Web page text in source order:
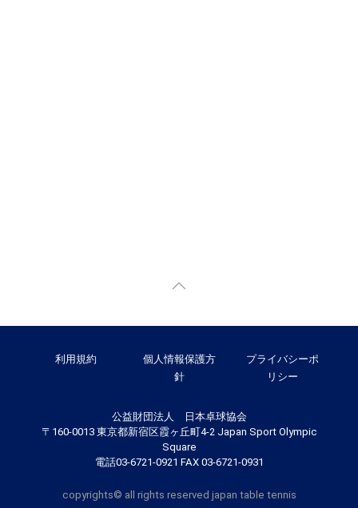
利用規約
個人情報保護方
針
プライバシーポ
リシー
公益財団法人 日本卓球協会
〒160-0013 東京都新宿区霞ヶ丘町4-2 Japan Sport Olympic
Square
電話03-6721-0921 FAX 03-6721-0931
copyrights© all rights reserved japan table tennis